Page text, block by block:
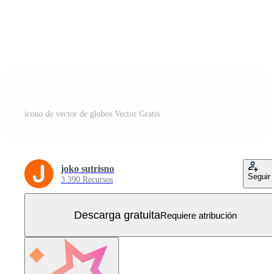
icono de vector de globos Vector Gratis
joko sutrisno
3.390 Recursos Seguir
Descarga gratuitaRequiere atribución